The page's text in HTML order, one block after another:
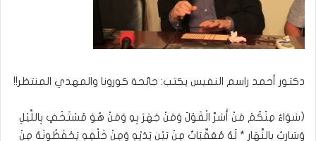
دكتور أحمد راسم النفيس يكتب: جائحة كورونا والمهدي المنتظر!!
(سَوَاءٌ مِنْكُمْ مَنْ أَسَرَّ الْقَوْلَ وَمَنْ جَهَرَ بِهِ وَمَنْ هُوَ مُسْتَخْفٍ بِاللَّيْلِ
وَسَارِبٌ بِالنَّهَارِ * لَهُ مُعَقِّبَاتٌ مِنْ بَيْنِ يَدَيْهِ وَمِنْ خَلْفِهِ يَحْفَظُونَهُ مِنْ